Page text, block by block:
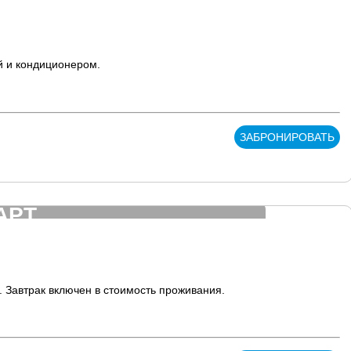
и кондиционером.
ЗАБРОНИРОВАТЬ
включен в стоимость проживания.